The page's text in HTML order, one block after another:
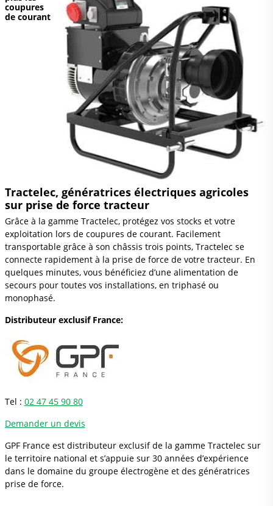
coupures
de courant
Tractelec, génératrices électriques agricoles
sur prise de force tracteur
Grâce à la gamme Tractelec, protégez vos stocks et votre
exploitation lors de coupures de courant. Facilement
transportable grâce à son châssis trois points, Tractelec se
connecte rapidement à la prise de force de votre tracteur. En
quelques minutes, vous bénéficiez d’une alimentation de
secours pour toutes vos installations, en triphasé ou
monophasé.
Distributeur exclusif France:
Tel : 02 47 45 90 80
Demander un devis
GPF France est distributeur exclusif de la gamme Tractelec sur
le territoire national et s’appuie sur 30 années d’expérience
dans le domaine du groupe électrogène et des génératrices
prise de force.